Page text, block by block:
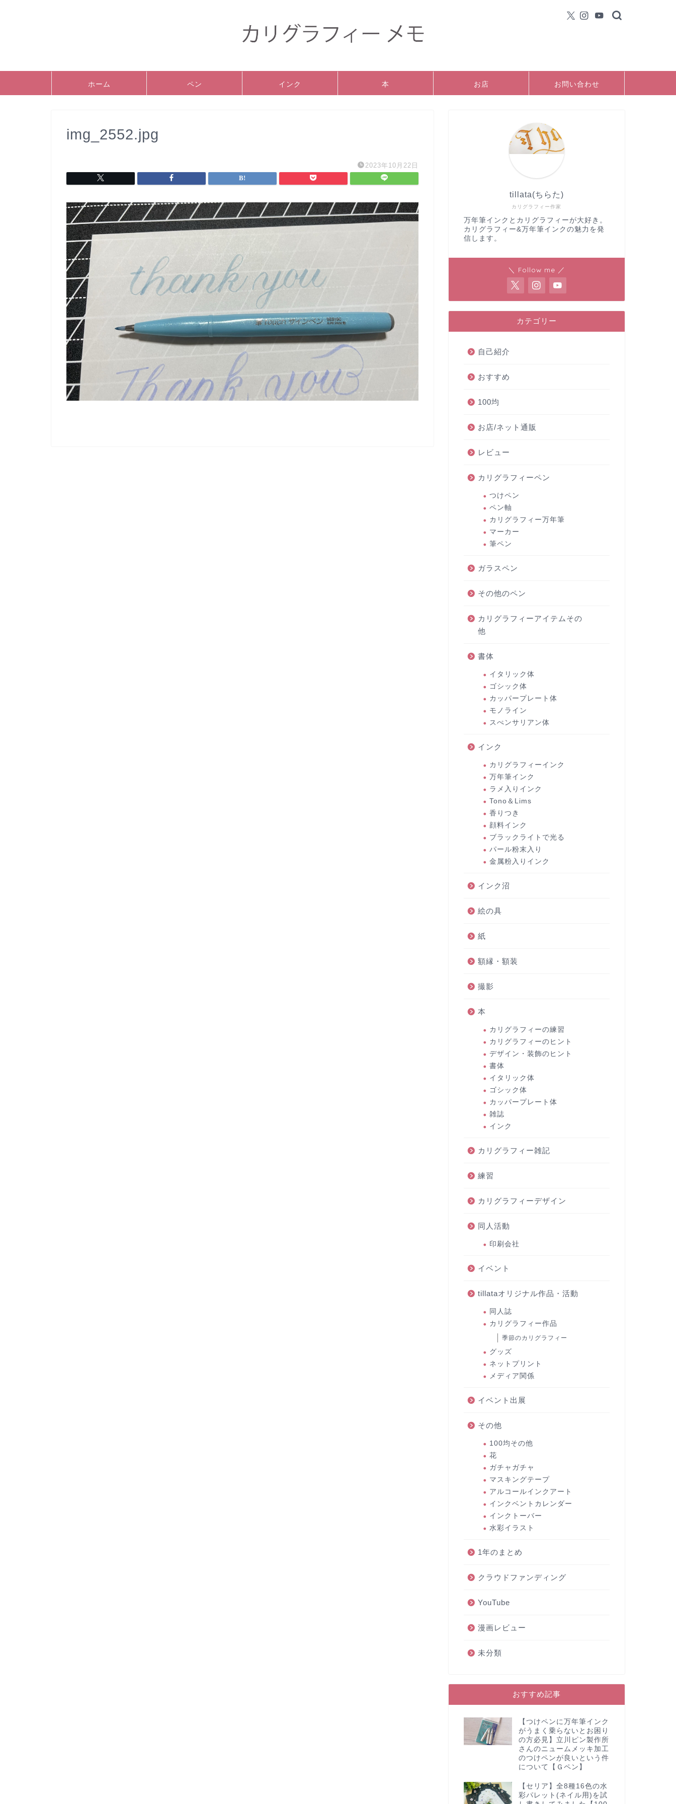
ホーム ペン インク 本 お店 お問い合わせ
img_2552.jpg
2023年10月22日
カリグラフィー作家
tillata(ちらた)
万年筆インクとカリグラフィーが大好き。
カリグラフィー&万年筆インクの魅力を発
信します。
＼ Follow me ／
カテゴリー
自己紹介
おすすめ
100均
お店/ネット通販
レビュー
カリグラフィーペン
つけペン
ペン軸
カリグラフィー万年筆
マーカー
筆ペン
ガラスペン
その他のペン
カリグラフィーアイテムその
他
書体
イタリック体
ゴシック体
カッパープレート体
モノライン
スぺンサリアン体
インク
カリグラフィーインク
万年筆インク
ラメ入りインク
Tono＆Lims
香りつき
顔料インク
ブラックライトで光る
パール粉末入り
金属粉入りインク
インク沼
絵の具
紙
額縁・額装
撮影
本
カリグラフィーの練習
カリグラフィーのヒント
デザイン・装飾のヒント
書体
イタリック体
ゴシック体
カッパープレート体
雑誌
インク
カリグラフィー雑記
練習
カリグラフィーデザイン
同人活動
印刷会社
イベント
tillataオリジナル作品・活動
同人誌
カリグラフィー作品
季節のカリグラフィー
グッズ
ネットプリント
メディア関係
イベント出展
その他
100均その他
花
ガチャガチャ
マスキングテープ
アルコールインクアート
インクベントカレンダー
インクトーバー
水彩イラスト
1年のまとめ
クラウドファンディング
YouTube
漫画レビュー
未分類
おすすめ記事
【つけペンに万年筆インク
がうまく乗らないとお困り
の方必見】立川ピン製作所
さんのニュームメッキ加工
のつけペンが良いという件
について【Ｇペン】
【セリア】全8種16色の水
彩パレット(ネイル用)を試